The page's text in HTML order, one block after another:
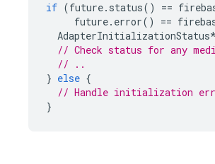
if (future. status() ==
future. error() ==
AdapterInitializationStatus*
// Check status for any
// ..
} else {
// Handle initialization
}